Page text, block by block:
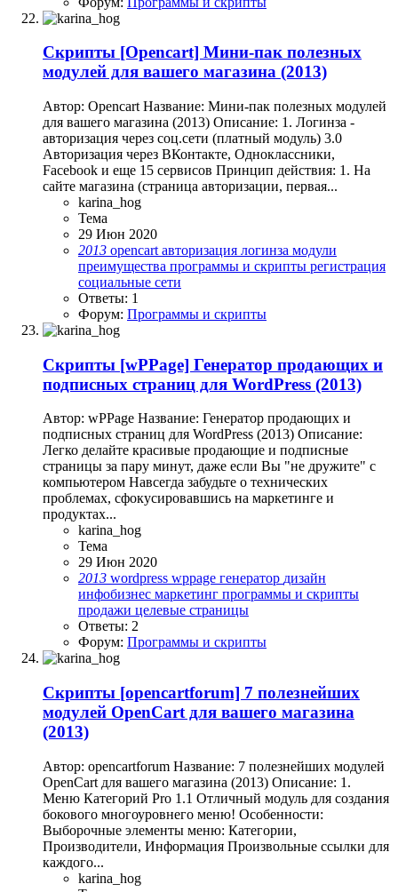
Скрипты [Opencart] Мини-пак полезных
модулей для вашего магазина (2013)
Автор: Opencart Название: Мини-пак полезных модулей
для вашего магазина (2013) Описание: 1. Логинза -
авторизация через соц.сети (платный модуль) 3.0
Авторизация через ВКонтакте, Одноклассники,
Facebook и еще 15 сервисов Принцип действия: 1. На
сайте магазина (страница авторизации, первая...
karina_hog
Тема
29 Июн 2020
2013 opencart авторизация логинза модули
преимущества программы и скрипты регистрация
социальные сети
Ответы: 1
Форум: Программы и скрипты
Скрипты [wPPage] Генератор продающих и
подписных страниц для WordPress (2013)
Автор: wPPage Название: Генератор продающих и
подписных страниц для WordPress (2013) Описание:
Легко делайте красивые продающие и подписные
страницы за пару минут, даже если Вы "не дружите" с
компьютером Навсегда забудьте о технических
проблемах, сфокусировавшись на маркетинге и
продуктах...
karina_hog
Тема
29 Июн 2020
2013 wordpress wppage генератор дизайн
инфобизнес маркетинг программы и скрипты
продажи целевые страницы
Ответы: 2
Форум: Программы и скрипты
Скрипты [opencartforum] 7 полезнейших
модулей OpenCart для вашего магазина
(2013)
Автор: opencartforum Название: 7 полезнейших модулей
OpenCart для вашего магазина (2013) Описание: 1.
Меню Категорий Pro 1.1 Отличный модуль для создания
бокового многоуровнего меню! Особенности:
Выборочные элементы меню: Категории,
Производители, Информация Произвольные ссылки для
каждого...
karina_hog